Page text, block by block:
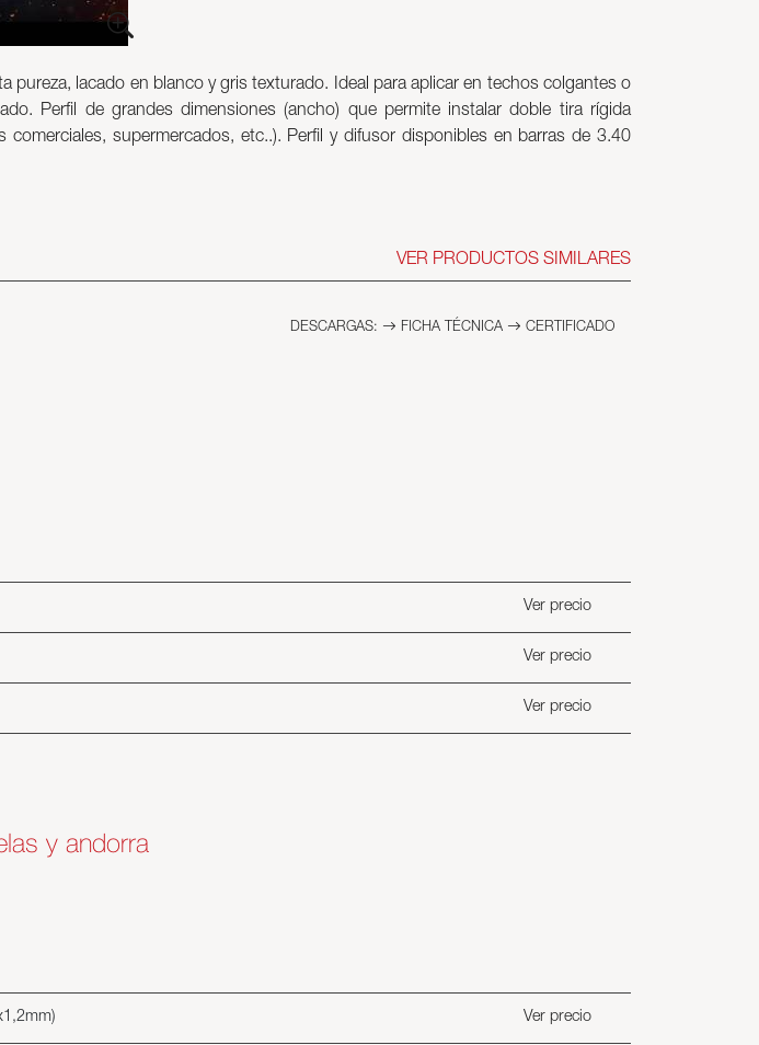
pureza, lacado en blanco y gris texturado. Ideal para aplicar en techos colgantes o
Perfil de grandes dimensiones (ancho) que permite instalar doble tira rígida
supermercados, etc..). Perfil y difusor disponibles en barras de 3.40
VER PRODUCTOS SIMILARES
DESCARGAS: FICHA TÉCNICA CERTIFICADO
Ver precio
Ver precio
Ver precio
y andorra
Ver precio